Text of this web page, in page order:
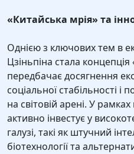
«Китайська мрія» та
Однією з ключових тем в
Цзіньпіна стала концепція
передбачає досягнення
соціальної стабільності
на світовій арені. У рамках
активно інвестує у
галузі, такі як штучний
біотехнології та